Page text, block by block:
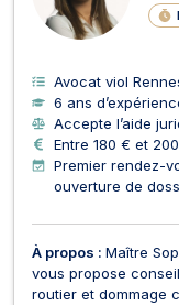
Avocat viol
6 ans
Accepte l’aide
Entre 180 € et
Premier rendez-
ouverture de
À propos : Maître
vous propose
routier et dommage